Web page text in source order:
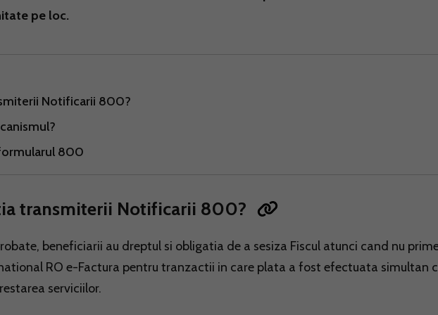
pe loc.
Notificarii 800?
800
transmiterii Notificarii 800?
beneficiarii au dreptul si obligatia de a sesiza Fiscul atunci cand nu
RO e-Factura pentru tranzactii in care plata a fost efectuata simultan
serviciilor.